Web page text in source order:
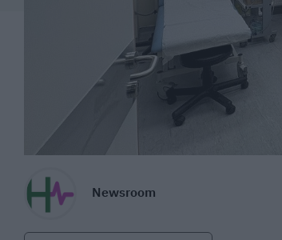
Newsroom